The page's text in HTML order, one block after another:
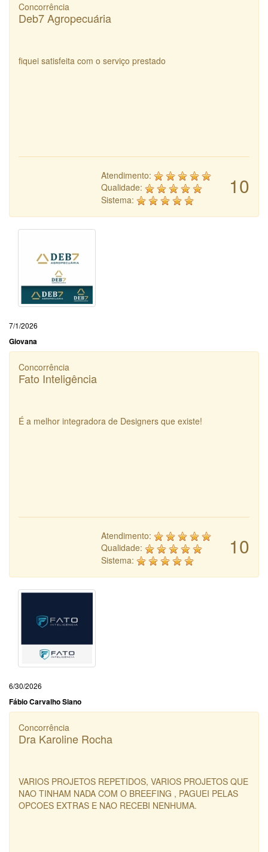
Concorrência
Deb7 Agropecuária
fiquei satisfeita com o serviço prestado
10
Atendimento:
Qualidade:
Sistema:
7/1/2026
Giovana
Concorrência
Fato Inteligência
É a melhor integradora de Designers que existe!
10
Atendimento:
Qualidade:
Sistema:
6/30/2026
Fábio Carvalho Siano
Concorrência
Dra Karoline Rocha
VARIOS PROJETOS REPETIDOS, VARIOS PROJETOS QUE
NAO TINHAM NADA COM O BREEFING , PAGUEI PELAS
OPCOES EXTRAS E NAO RECEBI NENHUMA.